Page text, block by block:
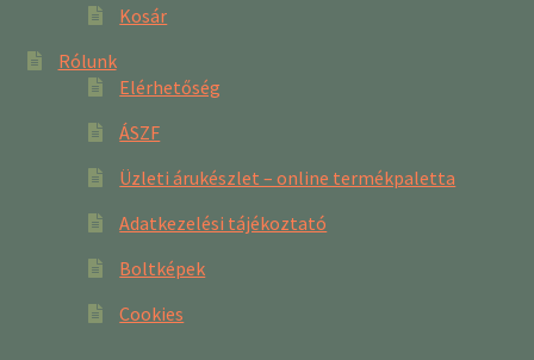
Kosár
Rólunk
Elérhetőség
ÁSZF
Üzleti árukészlet – online termékpaletta
Adatkezelési tájékoztató
Boltképek
Cookies